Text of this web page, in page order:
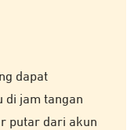
dapat
di jam tangan
putar dari akun